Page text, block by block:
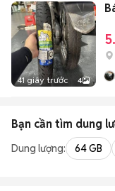
41 giây trước 4
Bạn cần tìm dung
Dung lượng: 64 GB